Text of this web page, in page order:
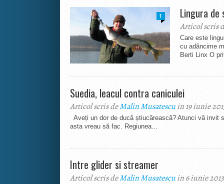
1 Lingura de
Articol scris
Care este
cu adâncime
Berti Linx O
Suedia, leacul contra caniculei
Articol scris deMalin Musatescuin 19 iunie
Aveți un dor de ducă știucărească? Atunci vă invit
asta vreau să fac. Regiunea...
Intre glider si streamer
Articol scris deMalin Musatescuin 6 iunie 2013